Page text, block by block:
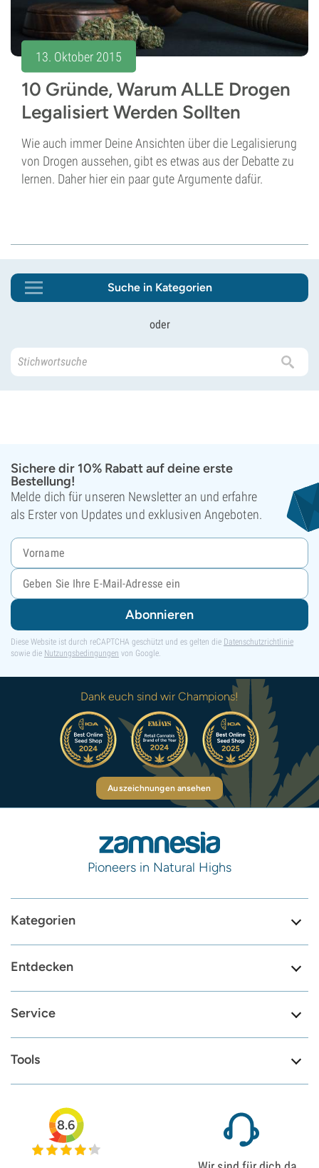
13. Oktober 2015
10 Gründe, Warum ALLE Drogen
Legalisiert Werden Sollten
Wie auch immer Deine Ansichten über die Legalisierung
von Drogen aussehen, gibt es etwas aus der Debatte zu
lernen. Daher hier ein paar gute Argumente dafür.
Suche in Kategorien
oder
Sichere dir 10% Rabatt auf deine erste
Bestellung!
Melde dich für unseren Newsletter an und erfahre
als Erster von Updates und exklusiven Angeboten.
Abonnieren
Diese Website ist durch reCAPTCHA geschützt und es gelten die Datenschutzrichtlinie
sowie die Nutzungsbedingungen von Google.
Dank euch sind wir Champions!
Auszeichnungen ansehen
Pioneers in Natural Highs
Kategorien
Entdecken
Service
Tools
8.6